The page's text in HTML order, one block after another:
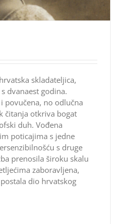
skladateljica,
dvanaest godina.
povučena, no odlučna
čitanja otkriva bogat
duh. Vođena
poticajima s jedne
s druge
prenosila široku skalu
zaboravljena,
dio hrvatskog